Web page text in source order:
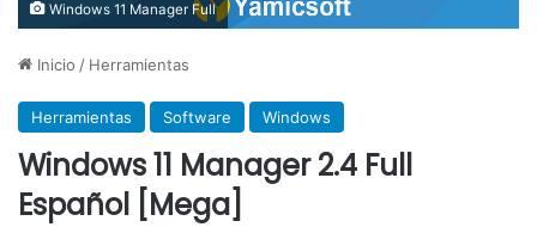
Windows 11 Manager Full
Inicio / Herramientas
Herramientas Software Windows
Windows 11 Manager 2.4 Full
Español [Mega]